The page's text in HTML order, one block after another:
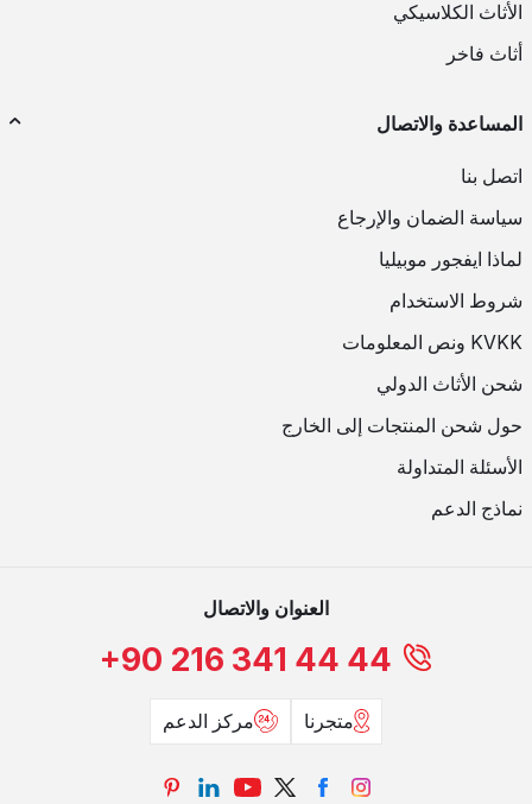
الأثاث الكلاسيكي
أثاث فاخر
المساعدة والاتصال
اتصل بنا
سياسة الضمان والإرجاع
لماذا ايفجور موبيليا
شروط الاستخدام
KVKK ونص المعلومات
شحن الأثاث الدولي
حول شحن المنتجات إلى الخارج
الأسئلة المتداولة
نماذج الدعم
العنوان والاتصال
+90 216 341 44 44
متجرنا مركز الدعم